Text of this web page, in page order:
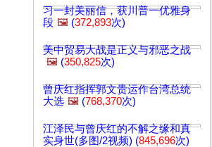
习一封美丽信，获川普一优雅身
段 🖼️ (372,893次)
美中贸易大战是正义与邪恶之战
🖼️ (350,825次)
曾庆红指挥郭文贵运作台湾总统
大选 🖼️ (768,370次)
江泽民与曾庆红的不解之缘和真
实身世(多图/2视频) (845,696次)